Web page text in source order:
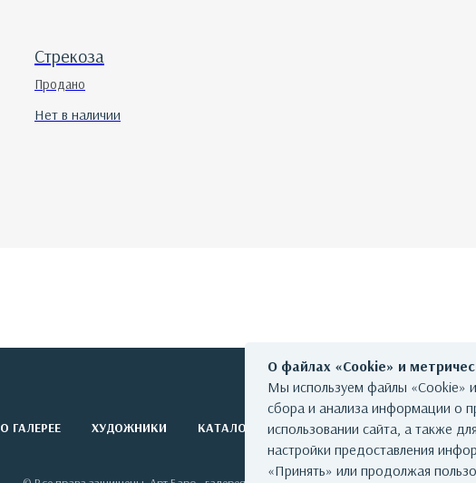
Стрекоза
Продано
Нет в наличии
О ГАЛЕРЕЕ ХУДОЖНИКИ КАТАЛОГ РАБОТ СОБЫТИЯ КОНТАКТЫ
О файлах «Cookie» и
Мы используем файлы «Cookie»
сбора и анализа информации о
использовании сайта, а также
настройки предоставления
«Принять» или продолжая